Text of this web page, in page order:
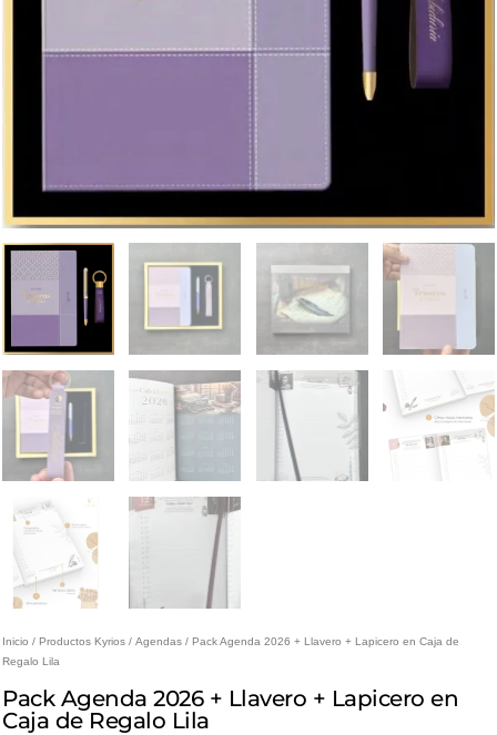
Inicio / Productos Kyrios / Agendas / Pack Agenda 2026 + Llavero + Lapicero en Caja de
Regalo Lila
Pack Agenda 2026 + Llavero + Lapicero en
Caja de Regalo Lila